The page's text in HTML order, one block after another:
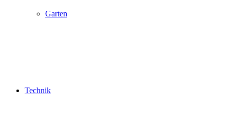
Garten
Technik